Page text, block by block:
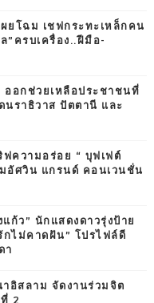
ยโฉม เชฟกระทะเหล็กคน
”ครบเครื่อง..ฝีมือ-
อกช่วยเหลือประชาชนที่
ราธิวาส ปัตตานี และ
ฟความอร่อย “ บุฟเฟต์
อัศวิน แกรนด์ คอนเวนชั่น
ก้ว” นักแสดงดาวรุ่งป้าย
กไม่คาดฝัน” โปรไฟล์ดี
า
อิสลาม จัดงานร่วมจิต
2